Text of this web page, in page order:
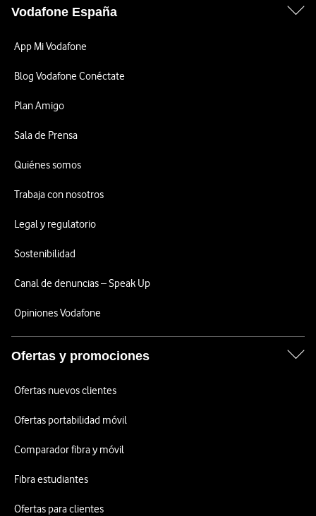
Vodafone España
App Mi Vodafone
Blog Vodafone Conéctate
Plan Amigo
Sala de Prensa
Quiénes somos
Trabaja con nosotros
Legal y regulatorio
Sostenibilidad
Canal de denuncias – Speak Up
Opiniones Vodafone
Ofertas y promociones
Ofertas nuevos clientes
Ofertas portabilidad móvil
Comparador fibra y móvil
Fibra estudiantes
Ofertas para clientes